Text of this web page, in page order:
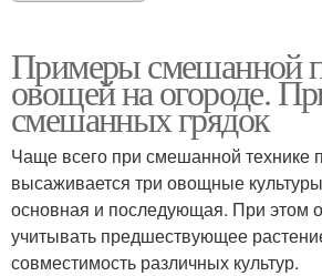
Примеры смешанной
овощей на огороде.
смешанных грядок
Чаще всего при смешанной технике
высаживается три овощные
основная и последующая. При этом
учитывать предшествующее
совместимость различных культур.